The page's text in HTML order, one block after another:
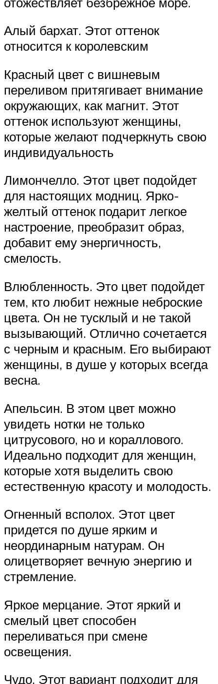
Алый бархат. Этот оттенок
относится к королевским
Красный цвет с вишневым
переливом притягивает внимание
окружающих, как магнит. Этот
оттенок используют женщины,
которые желают подчеркнуть свою
индивидуальность
Лимончелло. Этот цвет подойдет
для настоящих модниц. Ярко-
желтый оттенок подарит легкое
настроение, преобразит образ,
добавит ему энергичность,
смелость.
Влюбленность. Это цвет подойдет
тем, кто любит нежные неброские
цвета. Он не тусклый и не такой
вызывающий. Отлично сочетается
с черным и красным. Его выбирают
женщины, в душе у которых всегда
весна.
Апельсин. В этом цвет можно
увидеть нотки не только
цитрусового, но и кораллового.
Идеально подходит для женщин,
которые хотя выделить свою
естественную красоту и молодость.
Огненный всполох. Этот цвет
придется по душе ярким и
неординарным натурам. Он
олицетворяет вечную энергию и
стремление.
Яркое мерцание. Этот яркий и
смелый цвет способен
переливаться при смене
освещения.
Чудо. Этот вариант подходит для